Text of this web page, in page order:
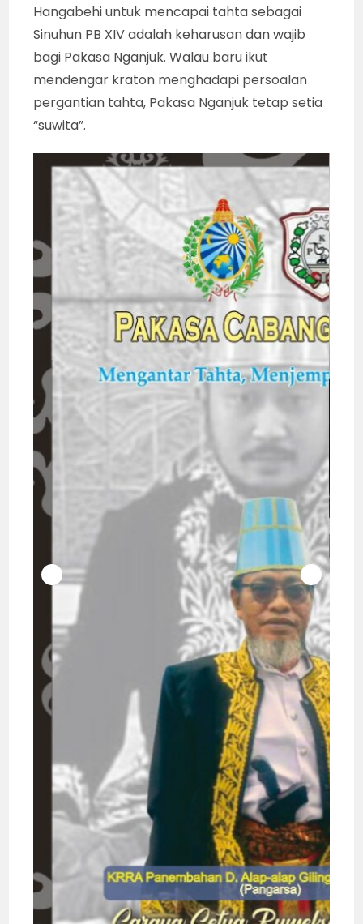
Hangabehi untuk mencapai tahta sebagai
Sinuhun PB XIV adalah keharusan dan wajib
bagi Pakasa Nganjuk. Walau baru ikut
mendengar kraton menghadapi persoalan
pergantian tahta, Pakasa Nganjuk tetap setia
“suwita”.